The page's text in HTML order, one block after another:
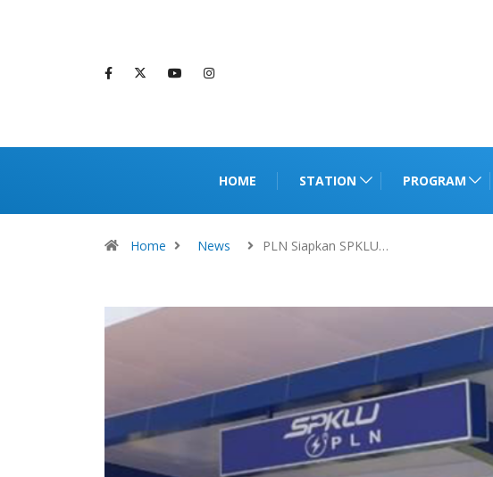
HOME STATION PROGRAM
Home News PLN Siapkan SPKLU…